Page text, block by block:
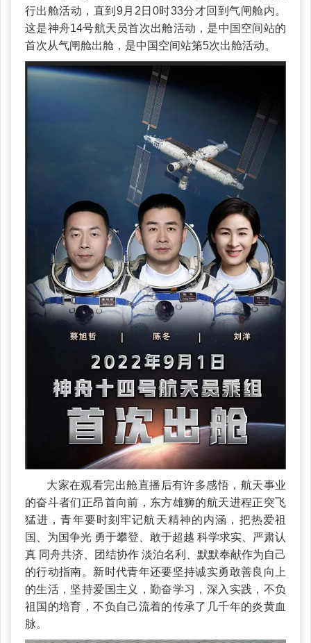
行出舱活动，直到9月2日0时33分才回到气闸舱内。
这是神舟14号航天员首次出舱活动，是中国空间站的
首次从气闸舱出舱，是中国空间站第5次出舱活动。
大家在观看完出舱直播后有许多感悟， 航天事业
的奋斗者们正昂首向前 ， 东方雄狮的航天进程正突飞
猛进，青年要时刻牢记航天精神的内涵，把热爱祖
国、为国争光 勇于攀登、敢于超越 科学求实、严肃认
真 同舟共济、团结协作 淡泊名利、默默奉献作为自己
的行动指南。新时代青年还要坚持诚实勇敢善良向上
的生活，坚持爱国主义，勤奋学习，深入实践，不负
祖国的培育，不负自己流着的传承了几千年的炎黄血
脉。